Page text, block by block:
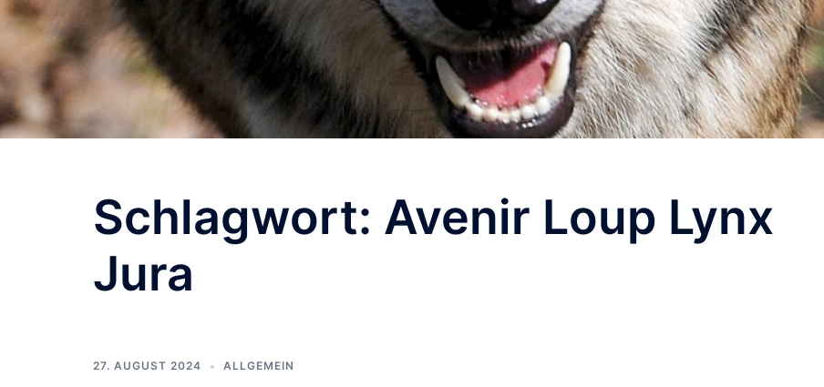
Schlagwort: Avenir Loup Lynx
Jura
27. AUGUST 2024 ALLGEMEIN